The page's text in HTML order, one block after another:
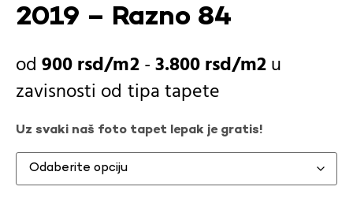
2019 – Razno 84
900rsd -3.800rsd
u
zavisnosti od tipa tapete
Uz svaki naš foto tapet lepak je gratis!